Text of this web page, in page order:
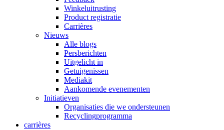
Winkeluitrusting
Product registratie
Carrières
Nieuws
Alle blogs
Persberichten
Uitgelicht in
Getuigenissen
Mediakit
Aankomende evenementen
Initiatieven
Organisaties die we ondersteunen
Recyclingprogramma
carrières